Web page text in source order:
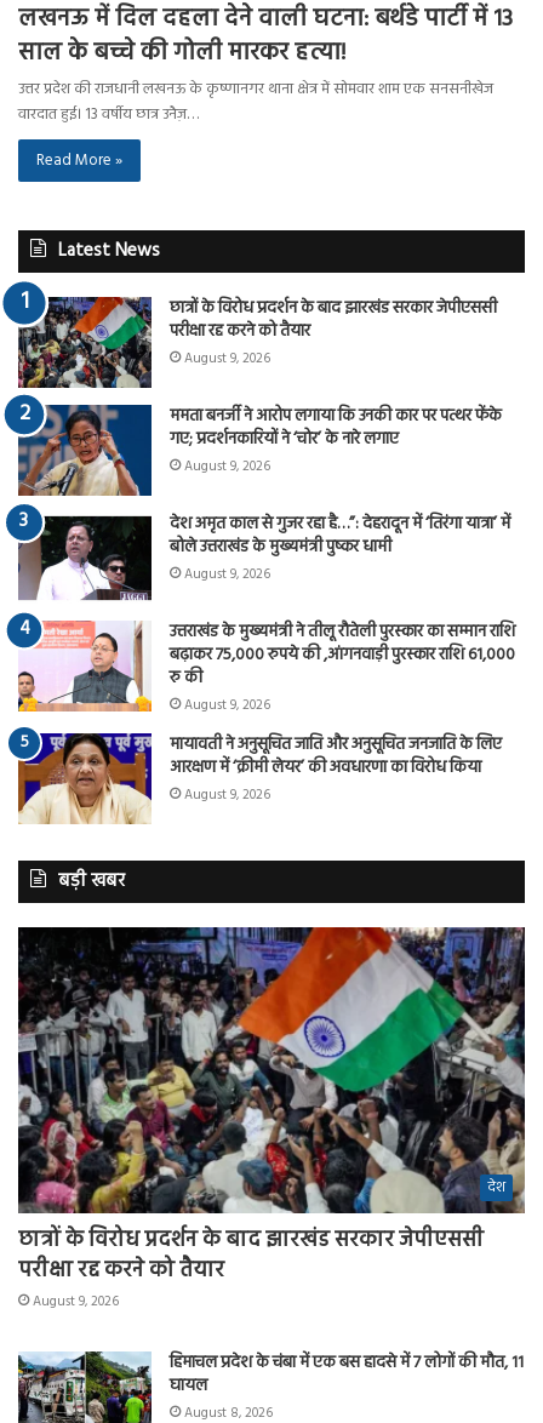
लखनऊ में दिल दहला देने वाली घटना: बर्थडे पार्टी में 13
साल के बच्चे की गोली मारकर हत्या!
उत्तर प्रदेश की राजधानी लखनऊ के कृष्णानगर थाना क्षेत्र में सोमवार शाम एक सनसनीखेज
वारदात हुई। 13 वर्षीय छात्र उनैज़…
Read More »
Latest News
छात्रों के विरोध प्रदर्शन के बाद झारखंड सरकार जेपीएससी
परीक्षा रद्द करने को तैयार
August 9, 2026
ममता बनर्जी ने आरोप लगाया कि उनकी कार पर पत्थर फेंके
गए; प्रदर्शनकारियों ने ‘चोर’ के नारे लगाए
August 9, 2026
देश अमृत काल से गुजर रहा है…”: देहरादून में ‘तिरंगा यात्रा’ में
बोले उत्तराखंड के मुख्यमंत्री पुष्कर धामी
August 9, 2026
उत्तराखंड के मुख्यमंत्री ने तीलू रौतेली पुरस्कार का सम्मान राशि
बढ़ाकर 75,000 रुपये की ,आंगनवाड़ी पुरस्कार राशि 61,000
रु की
August 9, 2026
मायावती ने अनुसूचित जाति और अनुसूचित जनजाति के लिए
आरक्षण में ‘क्रीमी लेयर’ की अवधारणा का विरोध किया
August 9, 2026
बड़ी खबर
देश
छात्रों के विरोध प्रदर्शन के बाद झारखंड सरकार जेपीएससी
परीक्षा रद्द करने को तैयार
August 9, 2026
हिमाचल प्रदेश के चंबा में एक बस हादसे में 7 लोगों की मौत, 11
घायल
August 8, 2026